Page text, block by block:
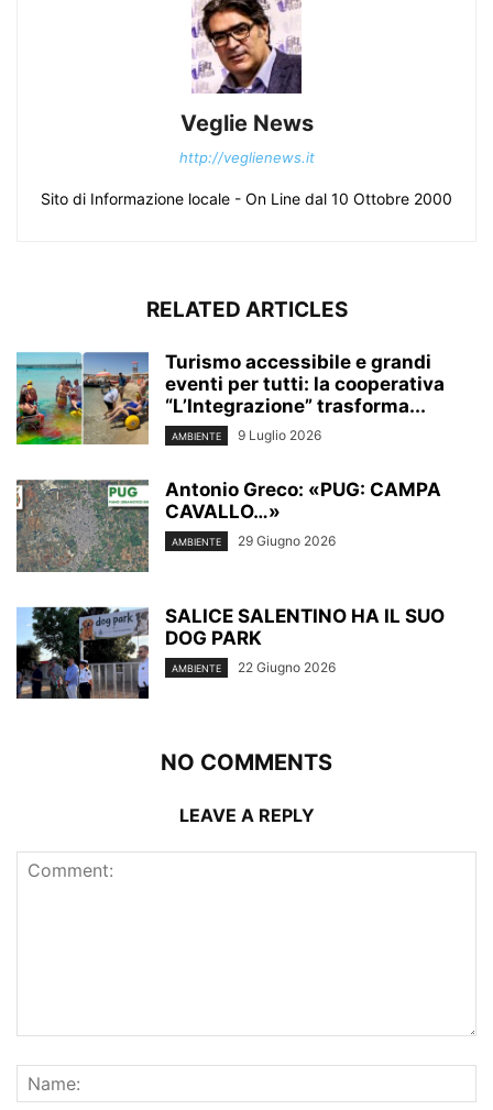
Veglie News
http://veglienews.it
Sito di Informazione locale - On Line dal 10 Ottobre 2000
RELATED ARTICLES
Turismo accessibile e grandi
eventi per tutti: la cooperativa
“L’Integrazione” trasforma...
AMBIENTE 9 Luglio 2026
Antonio Greco: «PUG: CAMPA
CAVALLO…»
AMBIENTE 29 Giugno 2026
SALICE SALENTINO HA IL SUO
DOG PARK
AMBIENTE 22 Giugno 2026
NO COMMENTS
LEAVE A REPLY